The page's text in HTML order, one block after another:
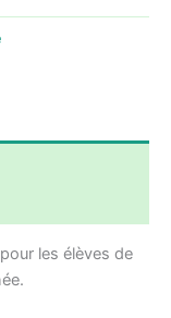
les élèves de